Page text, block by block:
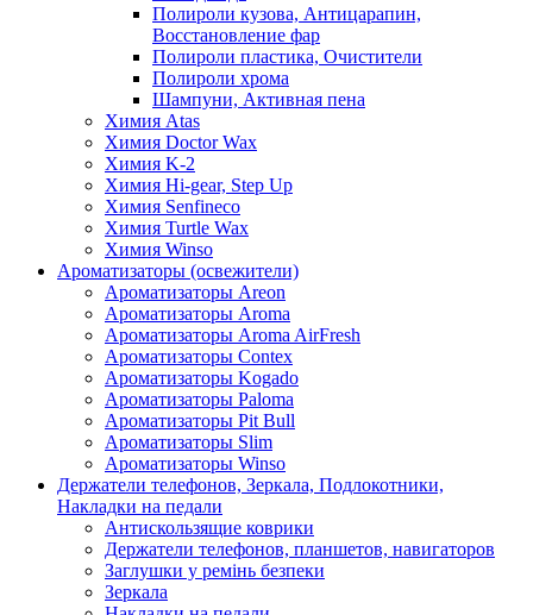
Полироли кузова, Антицарапин,
Восстановление фар
Полироли пластика, Очистители
Полироли хрома
Шампуни, Активная пена
Химия Atas
Химия Doctor Wax
Химия K-2
Химия Hi-gear, Step Up
Химия Senfineco
Химия Turtle Wax
Химия Winso
Ароматизаторы (освежители)
Ароматизаторы Areon
Ароматизаторы Aroma
Ароматизаторы Aroma AirFresh
Ароматизаторы Contex
Ароматизаторы Kogado
Ароматизаторы Paloma
Ароматизаторы Pit Bull
Ароматизаторы Slim
Ароматизаторы Winso
Держатели телефонов, Зеркала, Подлокотники,
Накладки на педали
Антискользящие коврики
Держатели телефонов, планшетов, навигаторов
Заглушки у ремінь безпеки
Зеркала